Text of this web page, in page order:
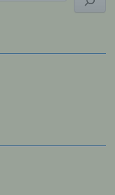
Person oder ein
werden in
System
Internetseite,
auf unsere
Internet-
Internet-